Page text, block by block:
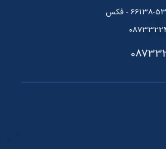
کد پستی: 53817-66138 - فکس